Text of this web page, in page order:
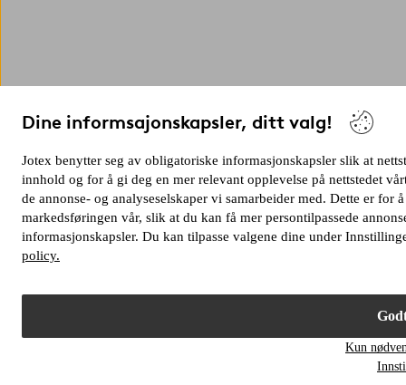
Dine informsajonskapsler, ditt valg!
Jotex benytter seg av obligatoriske informasjonskapsler slik at
innhold og for å gi deg en mer relevant opplevelse på nettstedet
de annonse- og analyseselskaper vi samarbeider med. Dette er
markedsføringen vår, slik at du kan få mer persontilpassede
informasjonskapsler. Du kan tilpasse valgene dine under
policy.
Kun